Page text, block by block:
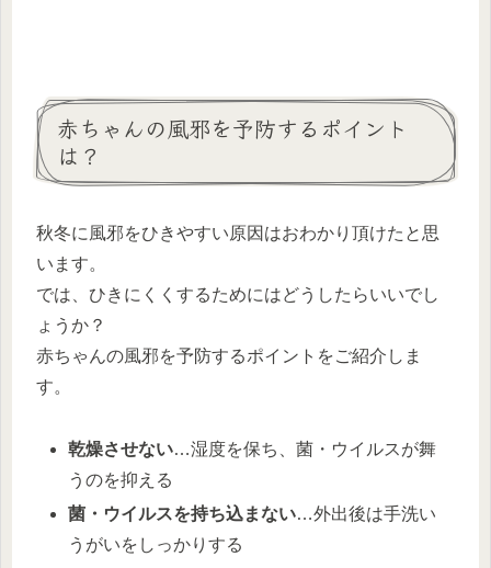
赤ちゃんの風邪を予防するポイント
は？
秋冬に風邪をひきやすい原因はおわかり頂けたと思
います。
では、ひきにくくするためにはどうしたらいいでし
ょうか？
赤ちゃんの風邪を予防するポイントをご紹介しま
す。
乾燥させない…湿度を保ち、菌・ウイルスが舞
うのを抑える
菌・ウイルスを持ち込まない…外出後は手洗い
うがいをしっかりする